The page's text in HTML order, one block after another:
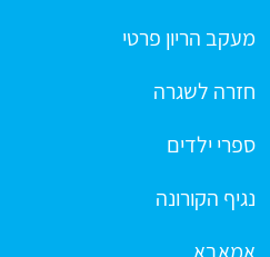
מעקב הריון פרטי
חזרה לשגרה
ספרי ילדים
נגיף הקורונה